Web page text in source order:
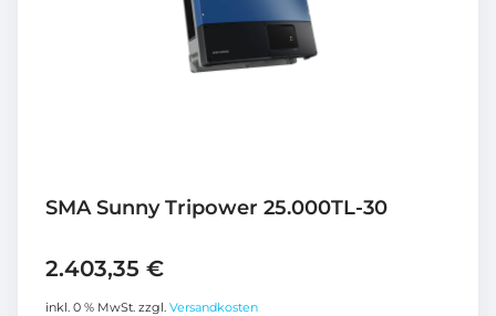
SMA Sunny Tripower 25.000TL-30
2.403,35 €
inkl. 0 % MwSt. zzgl. Versandkosten